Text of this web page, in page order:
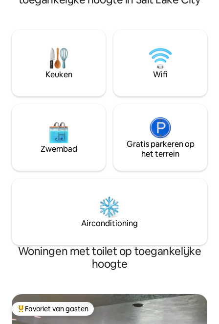
een gezellige woonkamer en
het terrein, waaronder een
buitenzwembad, een spa, een
fitnesscentrum en nog veel meer.
beklimmen, het
gezellig bij de
vriend geniet van
achtertuin.
Keuken Wifi
Zwembad
Gratis parkeren op
het terrein
Airconditioning
Woningen met toilet op toegankelijke
hoogte
Topfavoriet van gasten
Favoriet van gasten